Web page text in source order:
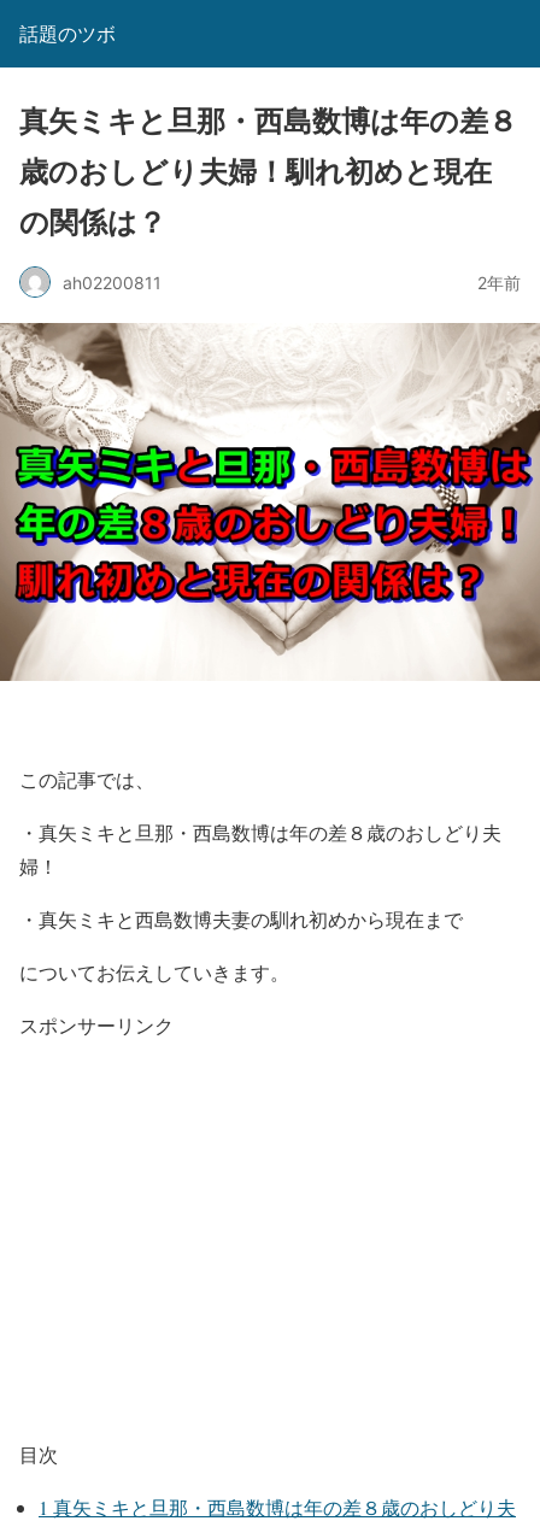
話題のツボ
真矢ミキと旦那・西島数博は年の差８
歳のおしどり夫婦！馴れ初めと現在
の関係は？
ah02200811 2年前
この記事では、
・真矢ミキと旦那・西島数博は年の差８歳のおしどり夫
婦！
・真矢ミキと西島数博夫妻の馴れ初めから現在まで
についてお伝えしていきます。
スポンサーリンク
目次
1 真矢ミキと旦那・西島数博は年の差８歳のおしどり夫